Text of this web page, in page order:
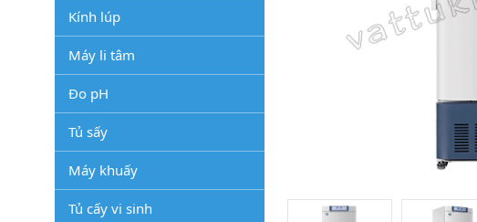
Kính lúp
Máy li tâm
Đo pH
Tủ sấy
Máy khuấy
Tủ cấy vi sinh